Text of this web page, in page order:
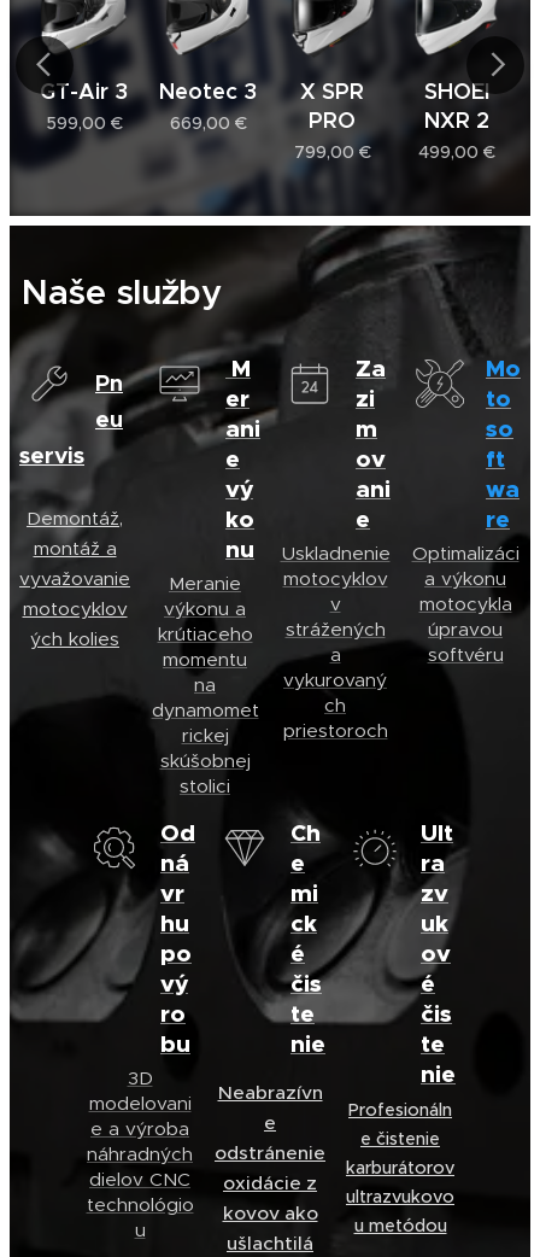
GT-Air 3
599,00 €
Neotec 3
669,00€
X SPR
PRO
799,00 €
SHOEI
NXR 2
499,00 €
Naše služby
Pn
eu
servis
Demontáž,
montáž a
vyvažovanie
motocyklov
ých kolies
M
er
ani
e
vý
ko
nu
Meranie
výkonu a
krútiaceho
momentu
na
dynamomet
rickej
skúšobnej
stolici
Za
zi
m
ov
ani
e
Uskladnenie
motocyklov
v
strážených
a
vykurovaný
ch
priestoroch
Mo
to
so
ft
wa
re
Optimalizáci
a výkonu
motocykla
úpravou
softvéru
Od
ná
vr
hu
po
vý
ro
bu
3D
modelovani
e a výroba
náhradných
dielov CNC
technológio
u
Ch
e
mi
ck
é
čis
te
nie
Neabrazívn
e
odstránenie
oxidácie z
kovov ako
ušlachtilá
Ult
ra
zv
uk
ov
é
čis
te
nie
Profesionáln
e čistenie
karburátorov
ultrazvukovo
u metódou